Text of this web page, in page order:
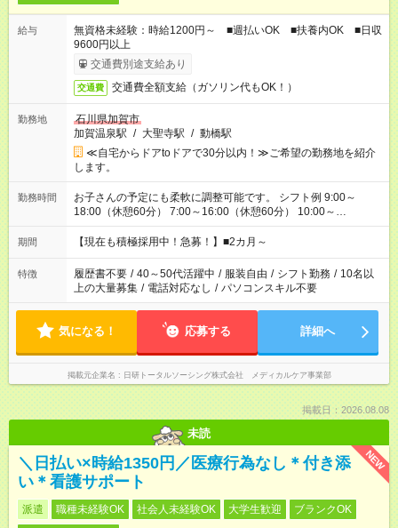
給与
無資格未経験：時給1200円～ ■週払いOK ■扶養内OK ■日収
9600円以上
交通費別途支給あり
交通費 交通費全額支給（ガソリン代もOK！）
勤務地
石川県加賀市
加賀温泉駅 / 大聖寺駅 / 動橋駅
≪自宅からドアtoドアで30分以内！≫ご希望の勤務地を紹介
します。
勤務時間
お子さんの予定にも柔軟に調整可能です。 シフト例 9:00～
18:00（休憩60分） 7:00～16:00（休憩60分） 10:00～
19:00（休憩60分） ※Wワーク希望の方へ 今ご覧のお仕事で希
望する勤務時間と、もう1つのお仕事の勤務時間の合計が 週40
期間 【現在も積極採用中！急募！】■2カ月～
特徴 履歴書不要 / 40～50代活躍中 / 服装自由 / シフト勤務 / 10名以
上の大量募集 / 電話対応なし / パソコンスキル不要
気になる！ 応募する 詳細へ
掲載元企業名 日研トータルソーシング株式会社 メディカルケア事業部
掲載日：2026.08.08
未読
NEW
＼日払い×時給1350円／医療行為なし＊付き添
い＊看護サポート
派遣 職種未経験OK 社会人未経験OK 大学生歓迎
ブランクOK